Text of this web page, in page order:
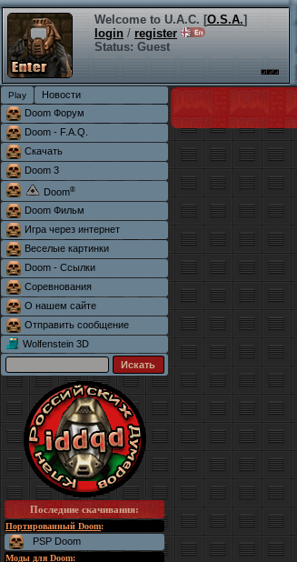
Welcome to U.A.C. [O.S.A.]
login / register
Status: Guest
Новости
Doom Форум
Doom - F.A.Q.
Скачать
Doom 3
Doom®
Doom Фильм
Игра через интернет
Веселые картинки
Doom - Ссылки
Соревнования
О нашем сайте
Отправить сообщение
Wolfenstein 3D
Последние скачивания:
Портированный Doom:
PSP Doom
Моды для Doom: